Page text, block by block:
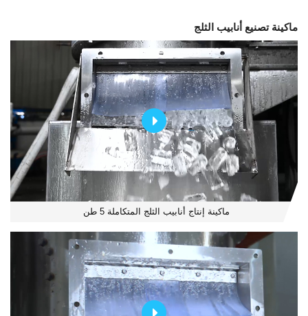
ماكينة تصنيع أنابيب الثلج
ماكينة إنتاج أنابيب الثلج المتكاملة 5 طن